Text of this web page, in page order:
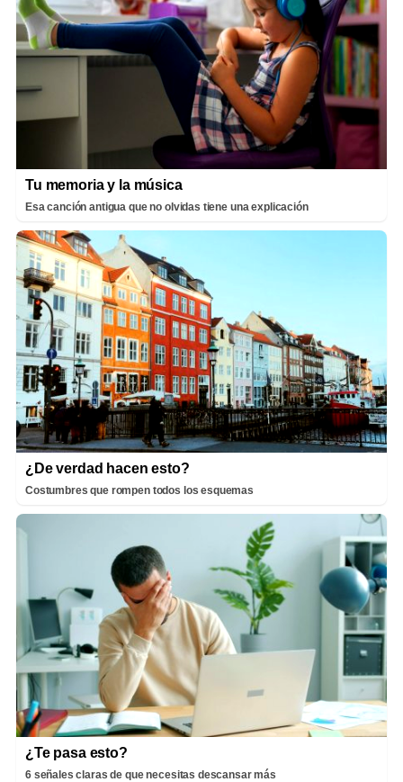
Tu memoria y la música
Esa canción antigua que no olvidas tiene una explicación
¿De verdad hacen esto?
Costumbres que rompen todos los esquemas
¿Te pasa esto?
6 señales claras de que necesitas descansar más